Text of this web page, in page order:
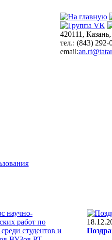
420111,
тел.: (843)
email: